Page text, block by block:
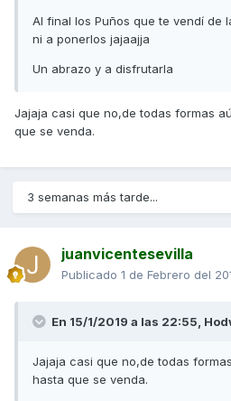
Al final los Puños que te vendí de
ni a ponerlos jajaajja
Un abrazo y a disfrutarla
Jajaja casi que no,de todas formas
que se venda.
3 semanas más tarde...
juanvicentesevilla
Publicado 1 de Febrero del
En 15/1/2019 a las 22:55,
Jajaja casi que no,de todas
hasta que se venda.